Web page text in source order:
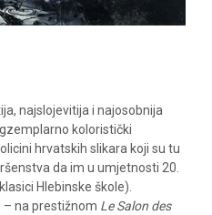
najslojevitija i najosobnija
koloristički
hrvatskih slikara koji su tu
da im u umjetnosti 20.
Hlebinske škole).
– na prestižnom Le Salon des